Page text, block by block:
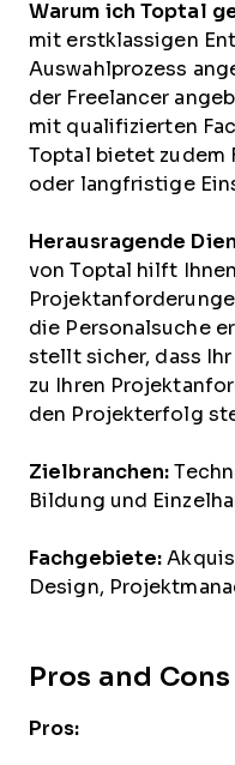
Warum ich Toptal
mit erstklassigen
Auswahlprozess
der Freelancer
mit qualifizierten
Toptal bietet
oder langfristige
Herausragende
von Toptal hilft
die Personalsuche
stellt sicher, dass
zu Ihren
den Projekterfolg
Zielbranchen:
Bildung und
Fachgebiete:
Design,
Pros and Cons
Pros: